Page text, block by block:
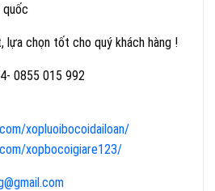
quốc
lựa chọn tốt cho quý khách hàng !
0855 015 992
xopluoibocoidailoan/
xopbocoigiare123/